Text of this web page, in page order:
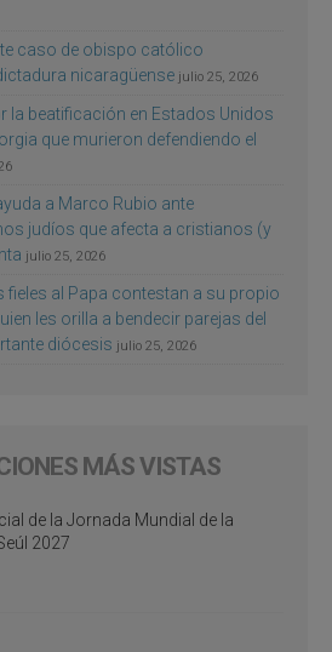
caso de obispo católico
nicaragüense julio 25, 2026
la beatificación en Estados Unidos
que murieron defendiendo el
a Marco Rubio ante
judíos que afecta a cristianos (y
julio 25, 2026
fieles al Papa contestan a su propio
les orilla a bendecir parejas del
diócesis julio 25, 2026
MÁS VISTAS
de la Jornada Mundial de la
2027